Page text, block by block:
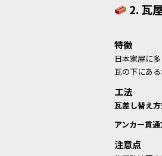
2. 瓦
特徴
日本家屋に
瓦の下にあ
工法
瓦差し替え
アンカー貫
注意点